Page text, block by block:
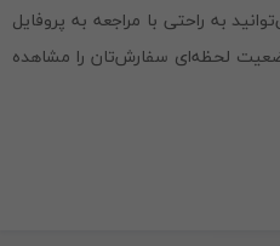
به راحتی با مراجعه به پروفایل
لحظه‌ای سفارش‌تان را مشاهده